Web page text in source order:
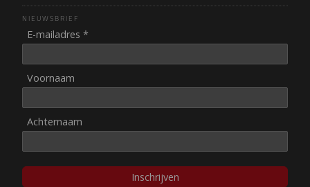
NIEUWSBRIEF
E-mailadres *
Voornaam
Achternaam
Inschrijven